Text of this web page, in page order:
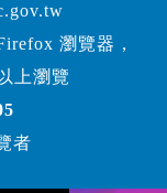
瀏覽器，
上瀏覽
者